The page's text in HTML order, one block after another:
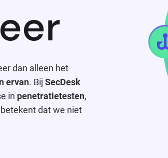
dan alleen het
ervan. Bij SecDesk
in penetratietesten,
betekent dat we niet